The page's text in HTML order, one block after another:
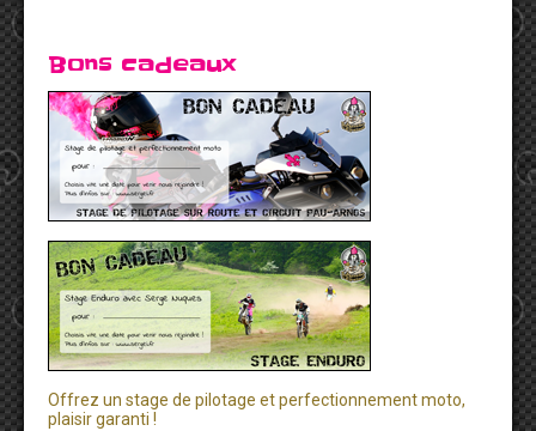
Bons cadeaux
Offrez un stage de pilotage et perfectionnement moto,
plaisir garanti !